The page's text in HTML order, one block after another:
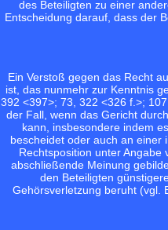
des Beteiligten zu einer
Entscheidung darauf, dass der
Ein Verstoß gegen das Recht
ist, das nunmehr zur Kenntnis
392 <397>; 73, 322 <326 f.>;
der Fall, wenn das Gericht
kann, insbesondere indem
bescheidet oder auch an einer
Rechtsposition unter
abschließende Meinung
den Beteiligten
Gehörsverletzung beruht (vgl.